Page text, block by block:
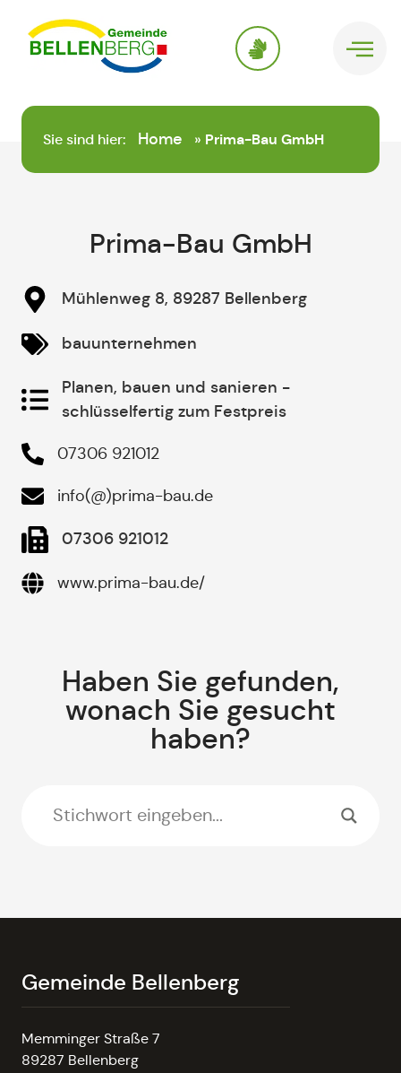
springen
Sie sind hier: Home » Prima-Bau GmbH
Prima-Bau GmbH
Mühlenweg 8, 89287 Bellenberg
bauunternehmen
Planen, bauen und sanieren -
schlüsselfertig zum Festpreis
07306 921012
info(@)prima-bau.de
07306 921012
www.prima-bau.de/
Haben Sie gefunden,
wonach Sie gesucht
haben?
Gemeinde Bellenberg
Memminger Straße 7
89287 Bellenberg